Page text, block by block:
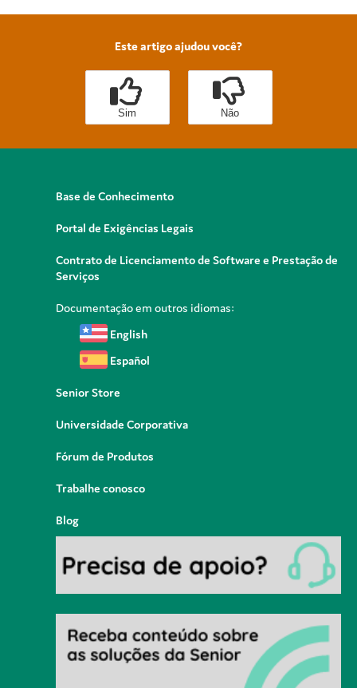
Este artigo ajudou você?
Sim Não
Base de Conhecimento
Portal de Exigências Legais
Contrato de Licenciamento de Software e Prestação de
Serviços
Documentação em outros idiomas:
English
Español
Senior Store
Universidade Corporativa
Fórum de Produtos
Trabalhe conosco
Blog